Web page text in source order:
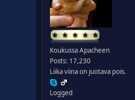
Koukussa Apacheen
Posts: 17,230
Liika viina on juotava pois.
Logged